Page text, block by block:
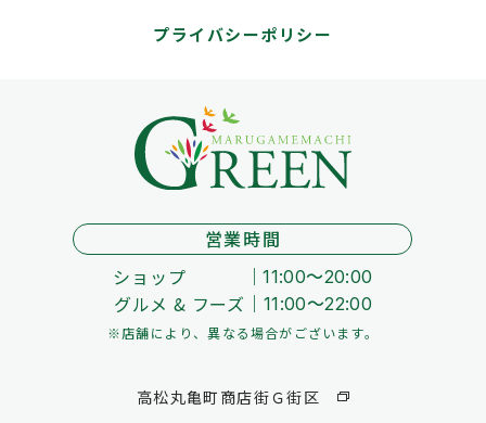
プライバシーポリシー
営業時間
ショップ
11:00～20:00
グルメ & フーズ 11:00～22:00
※店舗により、異なる場合がございます。
高松丸亀町商店街Ｇ街区